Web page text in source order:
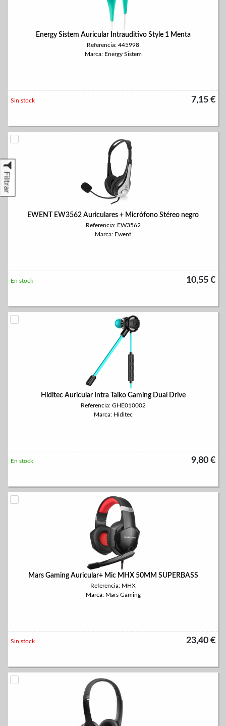
Filtrar
Energy Sistem Auricular Intrauditivo Style 1 Menta
Referencia: 445998
Marca: Energy Sistem
7,15 €
Sin stock
EWENT EW3562 Auriculares + Micrófono Stéreo negro
Referencia: EW3562
Marca: Ewent
10,55 €
En stock
Hiditec Auricular Intra Taiko Gaming Dual Drive
Referencia: GHE010002
Marca: Hiditec
9,80 €
En stock
Mars Gaming Auricular+ Mic MHX 50MM SUPERBASS
Referencia: MHX
Marca: Mars Gaming
23,40 €
Sin stock